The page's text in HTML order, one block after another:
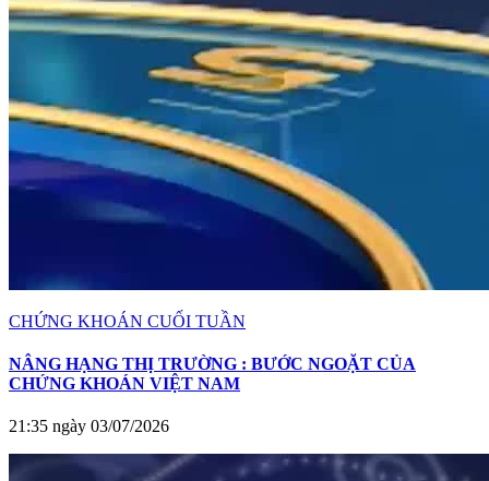
CHỨNG KHOÁN CUỐI TUẦN
NÂNG HẠNG THỊ TRƯỜNG : BƯỚC NGOẶT CỦA
CHỨNG KHOÁN VIỆT NAM
21:35 ngày 03/07/2026